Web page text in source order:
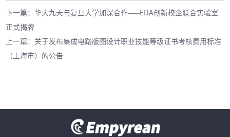
下一篇 ：华大九天与复旦大学加深合作——EDA创新校企联合实验室
正式揭牌
上一篇 ： 关于发布集成电路版图设计职业技能等级证书考核费用标准
（上海市）的公告